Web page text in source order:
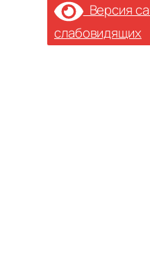
Версия
слабовидящих